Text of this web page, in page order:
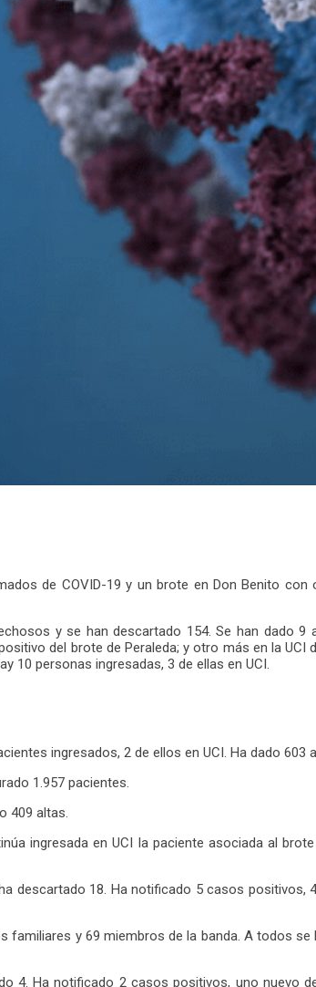
de COVID-19 y un brote en Don Benito
y se han descartado 154. Se han dado 9
del brote de Peraleda; y otro más en la UCI
10 personas ingresadas, 3 de ellas en UCI.
ingresados, 2 de ellos en UCI. Ha dado 603
1.957 pacientes.
409 altas.
ingresada en UCI la paciente asociada al
descartado 18. Ha notificado 5 casos
y 69 miembros de la banda. A todos se
4. Ha notificado 2 casos positivos, uno nuevo